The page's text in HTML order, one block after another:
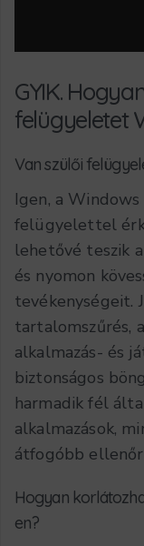
GYIK.
felügyeletet
Van szülői
Igen, a
felügyelettel
lehetővé teszik
és nyomon
tevékenységeit.
tartalomszűrés,
alkalmazás- és
biztonságos
harmadik fél
alkalmazások,
átfogóbb
Hogyan
en?